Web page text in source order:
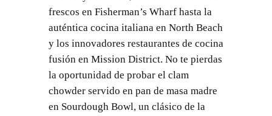
frescos en Fisherman’s Wharf hasta la
auténtica cocina italiana en North Beach
y los innovadores restaurantes de cocina
fusión en Mission District. No te pierdas
la oportunidad de probar el clam
chowder servido en pan de masa madre
en Sourdough Bowl, un clásico de la